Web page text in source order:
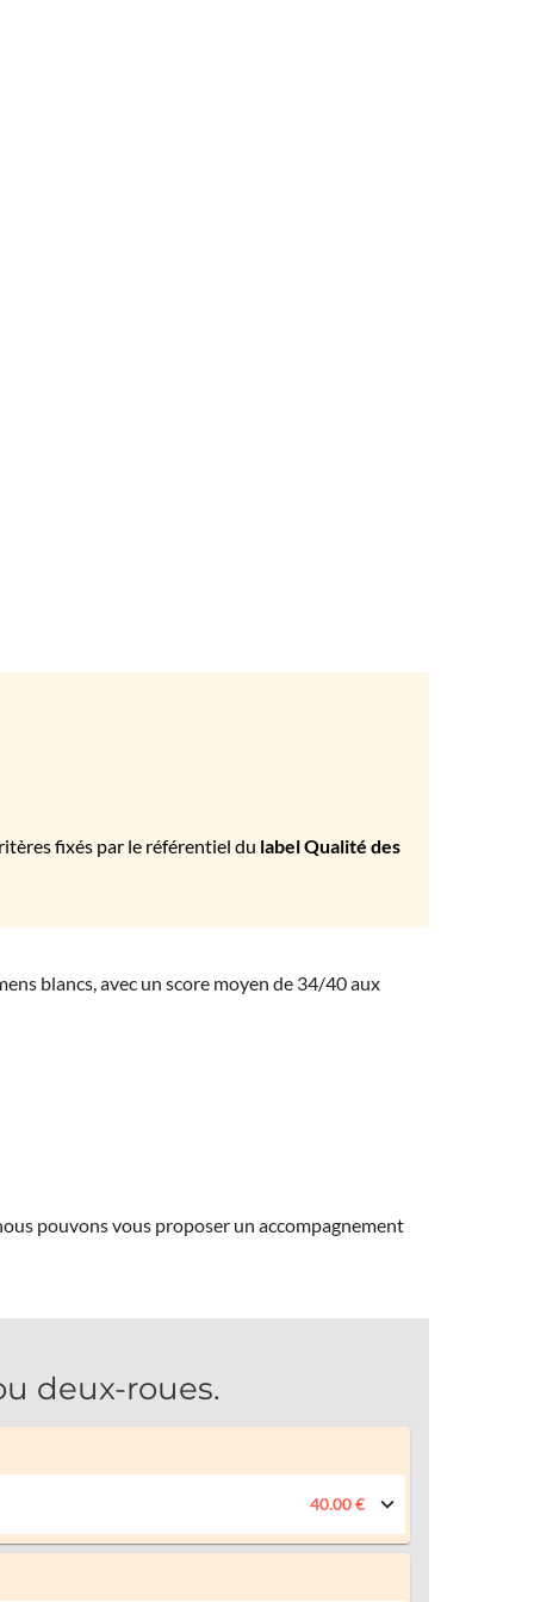
fixés par le référentiel du label Qualité des
blancs, avec un score moyen de 34/40 aux
pouvons vous proposer un accompagnement
deux-roues.
40.00 €